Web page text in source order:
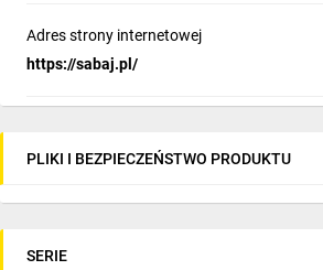
Adres strony internetowej
https://sabaj.pl/
PLIKI I BEZPIECZEŃSTWO PRODUKTU
SERIE